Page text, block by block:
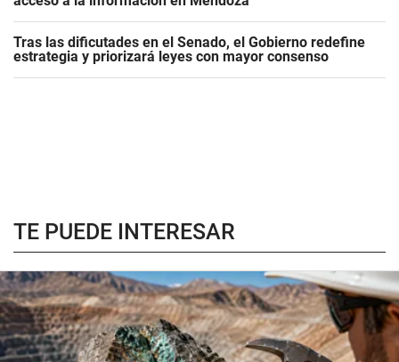
Tras las dificutades en el Senado, el Gobierno redefine
estrategia y priorizará leyes con mayor consenso
TE PUEDE INTERESAR